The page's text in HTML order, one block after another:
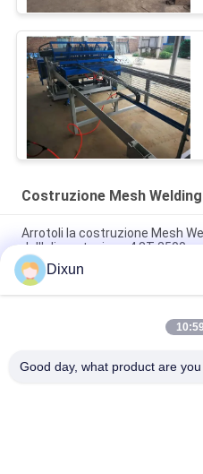
Costruzione Mesh
Arrotoli la costruzione Mesh
dell'alimentazione 4.8T
costruzione Mesh Welding
Welding Machine di 2.5m
Il servomotore tira il carico di
Dixun
Good day, what product are